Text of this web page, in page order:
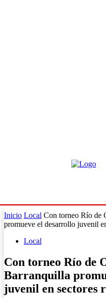
Inicio Local Con torneo Río de
promueve el desarrollo juvenil
Local
Con torneo Río de
Barranquilla
juvenil en sectores